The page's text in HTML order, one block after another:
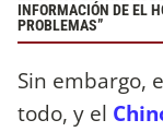
INFORMACIÓN DE EL
PROBLEMAS”
Sin embargo,
todo, y el